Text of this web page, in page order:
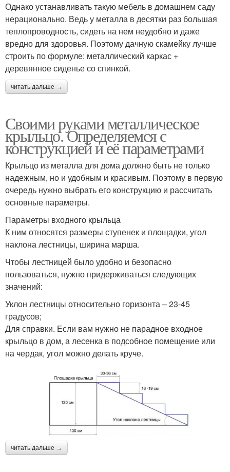
Однако устанавливать такую мебель в домашнем саду
нерационально. Ведь у металла в десятки раз большая
теплопроводность, сидеть на нем неудобно и даже
вредно для здоровья. Поэтому дачную скамейку лучше
строить по формуле: металлический каркас +
деревянное сиденье со спинкой.
читать дальше →
Своими руками металлическое
крыльцо. Определяемся с
конструкцией и её параметрами
Крыльцо из металла для дома должно быть не только
надежным, но и удобным и красивым. Поэтому в первую
очередь нужно выбрать его конструкцию и рассчитать
основные параметры.
Параметры входного крыльца
К ним относятся размеры ступенек и площадки, угол
наклона лестницы, ширина марша.
Чтобы лестницей было удобно и безопасно
пользоваться, нужно придерживаться следующих
значений:
Уклон лестницы относительно горизонта – 23-45
градусов;
Для справки. Если вам нужно не парадное входное
крыльцо в дом, а лесенка в подсобное помещение или
на чердак, угол можно делать круче.
читать дальше →